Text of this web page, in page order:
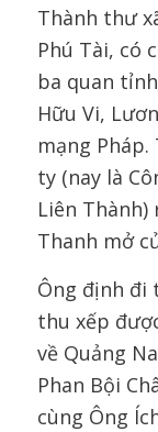
Thành thư
Phú Tài, có
ba quan
Hữu Vi,
mạng
ty (nay là
Liên
Thanh mở
Ông định đi
thu xếp
về Quảng
Phan Bội
cùng Ông